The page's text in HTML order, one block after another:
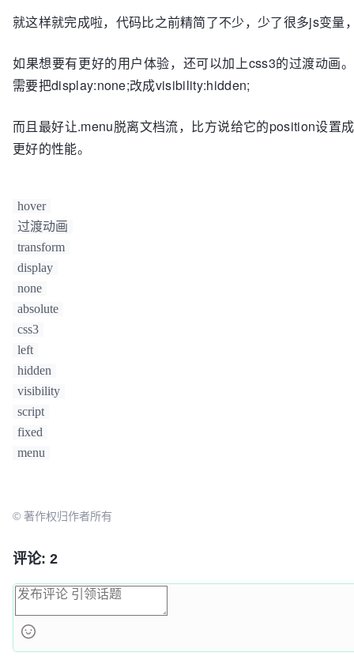
就这样就完成啦，代码比之前精简了不少，少了很多js变量
如果想要有更好的用户体验，还可以加上css3的过渡动画
需要把display:none;改成visibility:hidden;
而且最好让.menu脱离文档流，比方说给它的position设置
更好的性能。
hover
过渡动画
transform
display
none
absolute
css3
left
hidden
visibility
script
fixed
menu
© 著作权归作者所有
评论: 2